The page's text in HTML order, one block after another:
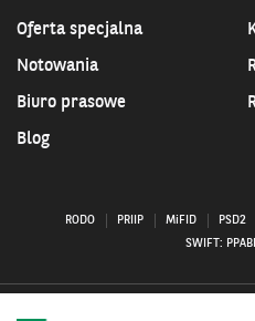
Oferta specjalna
Notowania
Biuro prasowe
Blog
RODO PRIIP MiFID PSD2
SWIFT: